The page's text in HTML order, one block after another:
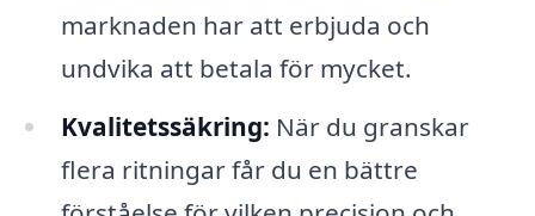
marknaden har att erbjuda och
undvika att betala för mycket.
Kvalitetssäkring: När du granskar
flera ritningar får du en bättre